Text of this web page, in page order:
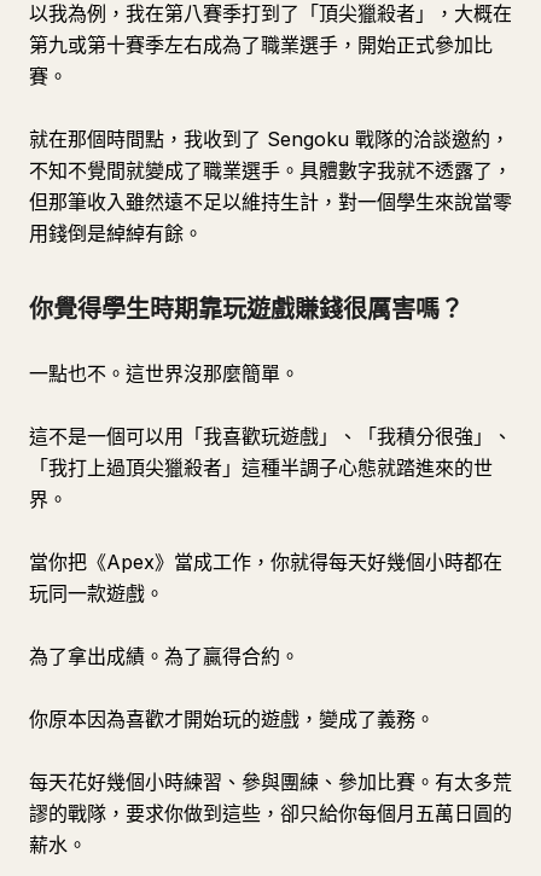
以我為例，我在第八賽季打到了「頂尖獵殺者」，大概在
第九或第十賽季左右成為了職業選手，開始正式參加比
賽。
就在那個時間點，我收到了 Sengoku 戰隊的洽談邀約，
不知不覺間就變成了職業選手。具體數字我就不透露了，
但那筆收入雖然遠不足以維持生計，對一個學生來說當零
用錢倒是綽綽有餘。
你覺得學生時期靠玩遊戲賺錢很厲害嗎？
一點也不。這世界沒那麼簡單。
這不是一個可以用「我喜歡玩遊戲」、「我積分很強」、
「我打上過頂尖獵殺者」這種半調子心態就踏進來的世
界。
當你把《Apex》當成工作，你就得每天好幾個小時都在
玩同一款遊戲。
為了拿出成績。為了贏得合約。
你原本因為喜歡才開始玩的遊戲，變成了義務。
每天花好幾個小時練習、參與團練、參加比賽。有太多荒
謬的戰隊，要求你做到這些，卻只給你每個月五萬日圓的
薪水。